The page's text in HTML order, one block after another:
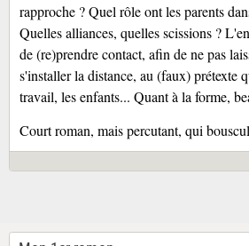
rapproche ? Quel rôle ont les parents
Quelles alliances, quelles scissions ?
de (re)prendre contact, afin de ne pas
s'installer la distance, au (faux) prétexte
travail, les enfants... Quant à la forme,
Court roman, mais percutant, qui